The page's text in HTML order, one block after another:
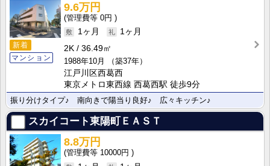
新着
マンション
9.6万円
0円
1ヶ月
1ヶ月
2K
36.49㎡
1988年10月
（築37年）
江戸川区西葛西
東京メトロ東西線 西葛西駅 徒歩9分
振り分けタイプ♪ 南向きで陽当り良好♪ 広々キッチン♪
スカイコート東陽町ＥＡＳＴ
8.8万円
10000円